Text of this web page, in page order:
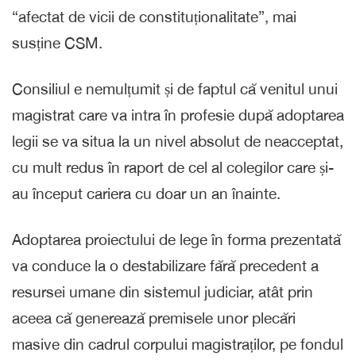
“afectat de vicii de constituționalitate”, mai
susține CSM.
Consiliul e nemulțumit și de faptul că venitul unui
magistrat care va intra în profesie după adoptarea
legii se va situa la un nivel absolut de neacceptat,
cu mult redus în raport de cel al colegilor care și-
au început cariera cu doar un an înainte.
Adoptarea proiectului de lege în forma prezentată
va conduce la o destabilizare fără precedent a
resursei umane din sistemul judiciar, atât prin
aceea că generează premisele unor plecări
masive din cadrul corpului magistraților, pe fondul